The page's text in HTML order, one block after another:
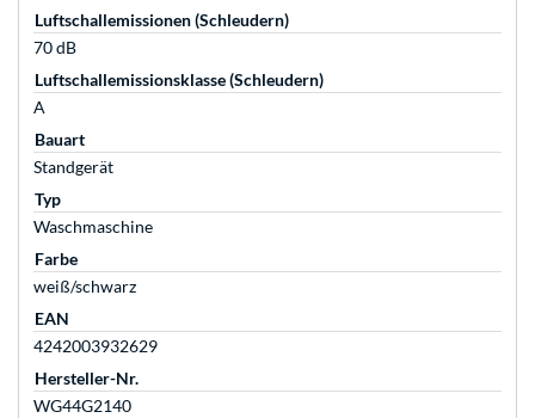
Luftschallemissionen (Schleudern)
70 dB
Luftschallemissionsklasse (Schleudern)
A
Bauart
Standgerät
Typ
Waschmaschine
Farbe
weiß/schwarz
EAN
4242003932629
Hersteller-Nr.
WG44G2140